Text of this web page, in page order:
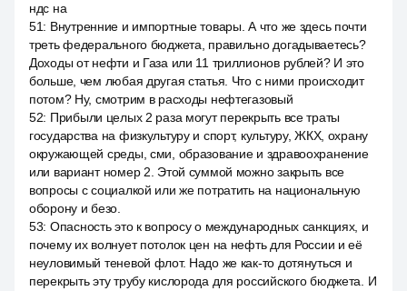
ндс на
51: Внутренние и импортные товары. А что же здесь почти
треть федерального бюджета, правильно догадываетесь?
Доходы от нефти и Газа или 11 триллионов рублей? И это
больше, чем любая другая статья. Что с ними происходит
потом? Ну, смотрим в расходы нефтегазовый
52: Прибыли целых 2 раза могут перекрыть все траты
государства на физкультуру и спорт, культуру, ЖКХ, охрану
окружающей среды, сми, образование и здравоохранение
или вариант номер 2. Этой суммой можно закрыть все
вопросы с социалкой или же потратить на национальную
оборону и безо.
53: Опасность это к вопросу о международных санкциях, и
почему их волнует потолок цен на нефть для России и её
неуловимый теневой флот. Надо же как-то дотянуться и
перекрыть эту трубу кислорода для российского бюджета. И